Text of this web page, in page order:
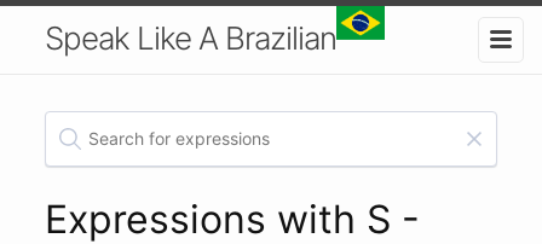
Speak Like A Brazilian
Expressions with S -